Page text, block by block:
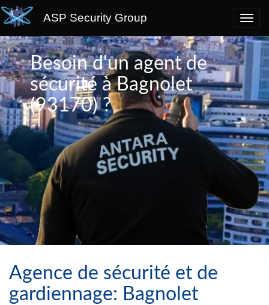
ASP Security Group
Besoin d'un agent de
sécurité à Bagnolet
(93170) ?
Agence de sécurité et de
gardiennage: Bagnolet